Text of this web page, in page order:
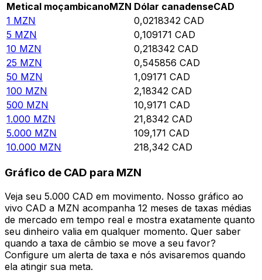
Metical moçambicanoMZN Dólar canadenseCAD
1 MZN 0,0218342 CAD
5 MZN 0,109171 CAD
10 MZN 0,218342 CAD
25 MZN 0,545856 CAD
50 MZN 1,09171 CAD
100 MZN 2,18342 CAD
500 MZN 10,9171 CAD
1.000 MZN 21,8342 CAD
5.000 MZN 109,171 CAD
10.000 MZN 218,342 CAD
Gráfico de CAD para MZN
Veja seu 5.000 CAD em movimento. Nosso gráfico ao
vivo CAD a MZN acompanha 12 meses de taxas médias
de mercado em tempo real e mostra exatamente quanto
seu dinheiro valia em qualquer momento. Quer saber
quando a taxa de câmbio se move a seu favor?
Configure um alerta de taxa e nós avisaremos quando
ela atingir sua meta.